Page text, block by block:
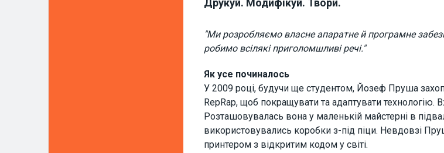
Друкуй. Модифікуй. Твори.
"Ми розробляємо власне апаратне й програмне
робимо всілякі приголомшливі речі."
Як усе починалось
У 2009 році, будучи ще студентом, Йозеф Пруша
RepRap, щоб покращувати та адаптувати
Розташовувалась вона у маленькій майстерні в
використовувались коробки з-під піци. Невдовзі
принтером з відкритим кодом у світі.